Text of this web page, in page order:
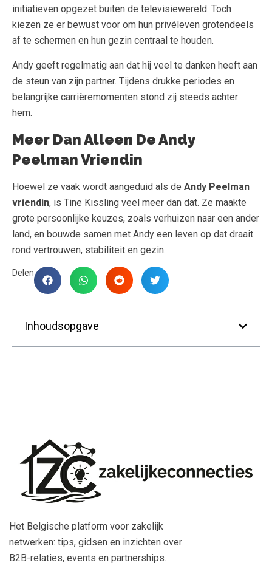
initiatieven opgezet buiten de televisiewereld. Toch
kiezen ze er bewust voor om hun privéleven grotendeels
af te schermen en hun gezin centraal te houden.
Andy geeft regelmatig aan dat hij veel te danken heeft aan
de steun van zijn partner. Tijdens drukke periodes en
belangrijke carrièremomenten stond zij steeds achter
hem.
Meer Dan Alleen De Andy
Peelman Vriendin
Hoewel ze vaak wordt aangeduid als de Andy Peelman
vriendin, is Tine Kissling veel meer dan dat. Ze maakte
grote persoonlijke keuzes, zoals verhuizen naar een ander
land, en bouwde samen met Andy een leven op dat draait
rond vertrouwen, stabiliteit en gezin.
Delen
Inhoudsopgave
Het Belgische platform voor zakelijk
netwerken: tips, gidsen en inzichten over
B2B-relaties, events en partnerships.